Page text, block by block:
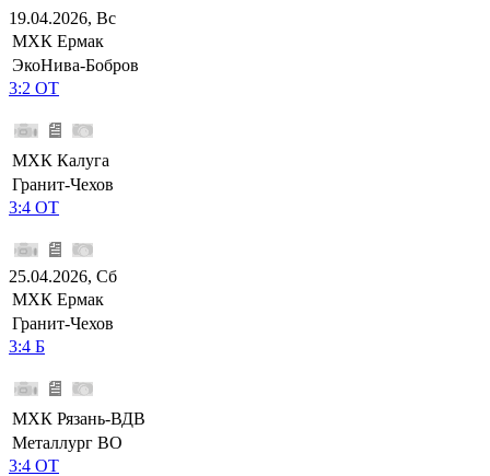
19.04.2026, Вс
МХК Ермак
ЭкоНива-Бобров
3:2 ОТ
МХК Калуга
Гранит-Чехов
3:4 ОТ
25.04.2026, Сб
МХК Ермак
Гранит-Чехов
3:4 Б
МХК Рязань-ВДВ
Металлург ВО
3:4 ОТ